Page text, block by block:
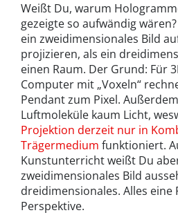
Weißt Du, warum
gezeigte so aufwändig
ein zweidimensionales Bild
projizieren, als ein
einen Raum. Der Grund: Für
Computer mit „Voxeln“
Pendant zum Pixel.
Luftmoleküle kaum Licht,
Projektion derzeit nur in
Trägermedium funktioniert.
Kunstunterricht weißt Du
zweidimensionales Bild
dreidimensionales. Alles eine
Perspektive.